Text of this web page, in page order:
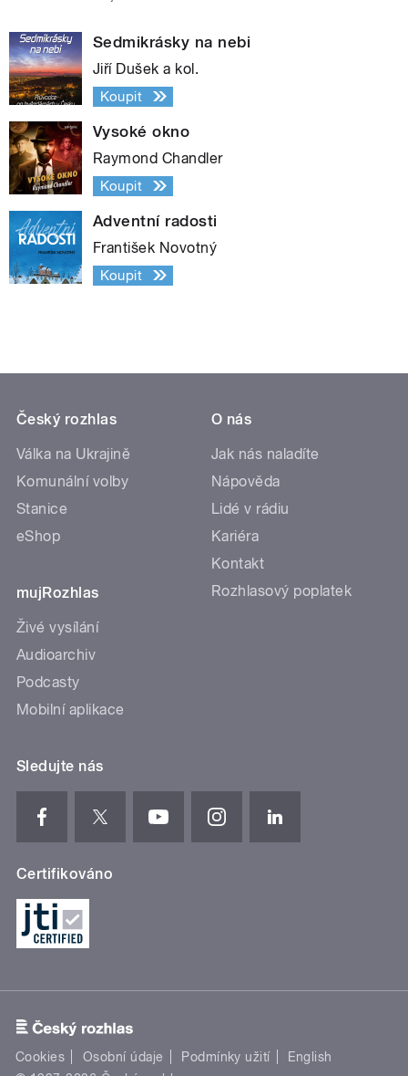
Sedmikrásky na nebi
Jiří Dušek a kol.
Koupit
Vysoké okno
Raymond Chandler
Koupit
Adventní radosti
František Novotný
Koupit
Český rozhlas
Válka na Ukrajině
Komunální volby
Stanice
eShop
mujRozhlas
Živé vysílání
Audioarchiv
Podcasty
Mobilní aplikace
O nás
Jak nás naladíte
Nápověda
Lidé v rádiu
Kariéra
Kontakt
Rozhlasový poplatek
Sledujte nás
Certifikováno
Cookies Osobní údaje Podmínky užití
English